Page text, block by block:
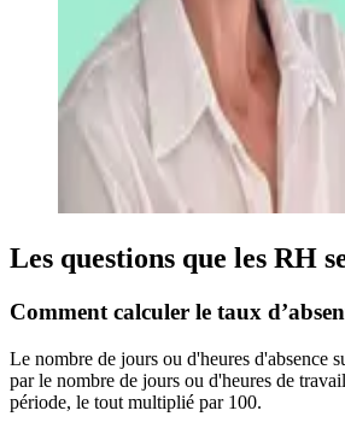
Les questions que les RH
Comment calculer le taux
Le nombre de jours ou d'heures d'absence
par le nombre de jours ou d'heures de
période, le tout multiplié par 100.